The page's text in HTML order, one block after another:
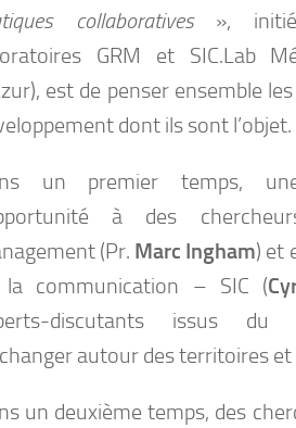
collaboratives»,
GRM et SIC.Lab
est de penser ensemble
dont ils sont l’objet.
un premier temps,
à des
(Pr. Marc Ingham) et
la communication – SIC (
discutants issus du
autour des territoires et
un deuxième temps, des